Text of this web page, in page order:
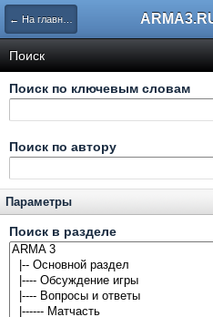
← На главную
Поиск
Поиск по ключевым словам
Поиск по автору
Параметры
Поиск в разделе